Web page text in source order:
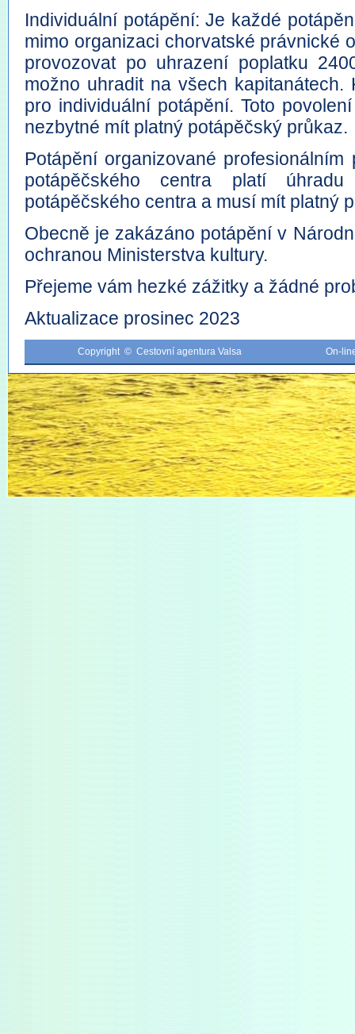
Individuální potápění: Je každé
mimo organizaci chorvatské právnické
provozovat po uhrazení poplatku
možno uhradit na všech kapitanátech.
pro individuální potápění. Toto
nezbytné mít platný potápěčský průkaz.
Potápění organizované
potápěčského centra platí
potápěčského centra a musí mít platný
Obecně je zakázáno potápění v
ochranou Ministerstva kultury.
Přejeme vám hezké zážitky a žádné
Aktualizace prosinec 2023
Copyright © Cestovní agentura Valsa On-